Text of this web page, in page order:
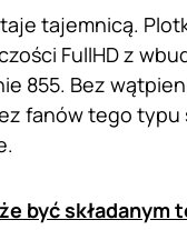
tajemnicą.
FullHD z
855. Bez
fanów tego
być